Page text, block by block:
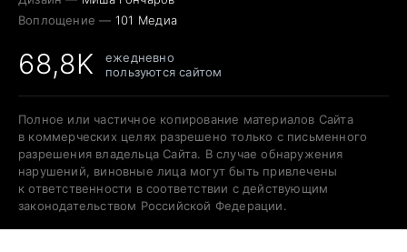
Воплощение — 101 Медиа
68,8K
ежедневно
пользуются сайтом
Полное или частичное копирование материалов Сайта
в коммерческих целях разрешено только с письменного
разрешения владельца Сайта. В случае обнаружения
нарушений, виновные лица могут быть привлечены
к ответственности в соответствии с действующим
законодательством Российской Федерации.